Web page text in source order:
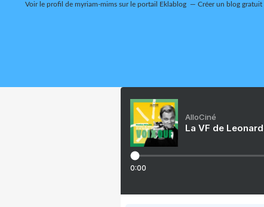
Voir le profil de myriam-mims sur le portail Eklablog Créer un blog gratuit
AlloCiné
La VF de
0:00